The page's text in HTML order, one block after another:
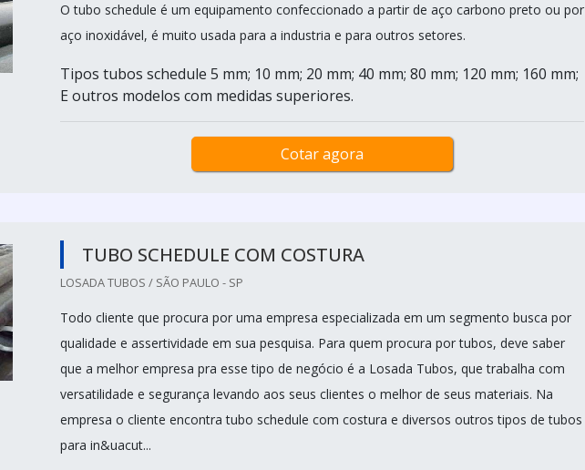
O tubo schedule é um equipamento confeccionado a partir de aço carbono preto ou por
aço inoxidável, é muito usada para a industria e para outros setores.
Tipos tubos schedule 5 mm; 10 mm; 20 mm; 40 mm; 80 mm; 120 mm; 160 mm;
E outros modelos com medidas superiores.
Cotar agora
TUBO SCHEDULE COM COSTURA
LOSADA TUBOS / SÃO PAULO - SP
Todo cliente que procura por uma empresa especializada em um segmento busca por
qualidade e assertividade em sua pesquisa. Para quem procura por tubos, deve saber
que a melhor empresa pra esse tipo de negócio é a Losada Tubos, que trabalha com
versatilidade e segurança levando aos seus clientes o melhor de seus materiais. Na
empresa o cliente encontra tubo schedule com costura e diversos outros tipos de tubos
para in&uacut...